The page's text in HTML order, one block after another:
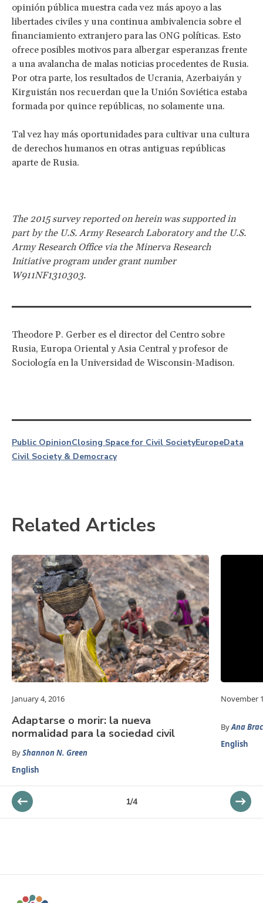
opinión pública muestra cada vez más apoyo a las
libertades civiles y una continua ambivalencia sobre el
financiamiento extranjero para las ONG políticas. Esto
ofrece posibles motivos para albergar esperanzas frente
a una avalancha de malas noticias procedentes de Rusia.
Por otra parte, los resultados de Ucrania, Azerbaiyán y
Kirguistán nos recuerdan que la Unión Soviética estaba
formada por quince repúblicas, no solamente una.
Tal vez hay más oportunidades para cultivar una cultura
de derechos humanos en otras antiguas repúblicas
aparte de Rusia.
The 2015 survey reported on herein was supported in
part by the U.S. Army Research Laboratory and the U.S.
Army Research Office via the Minerva Research
Initiative program under grant number
W911NF1310303.
Theodore P. Gerber es el director del Centro sobre
Rusia, Europa Oriental y Asia Central y profesor de
Sociología en la Universidad de Wisconsin-Madison.
Public OpinionClosing Space for Civil SocietyEuropeData
Civil Society & Democracy
Related Articles
January 4, 2016
Adaptarse o morir: la nueva
normalidad para la sociedad civil
ByShannon N. Green
English
November
ByAna
English
1/4